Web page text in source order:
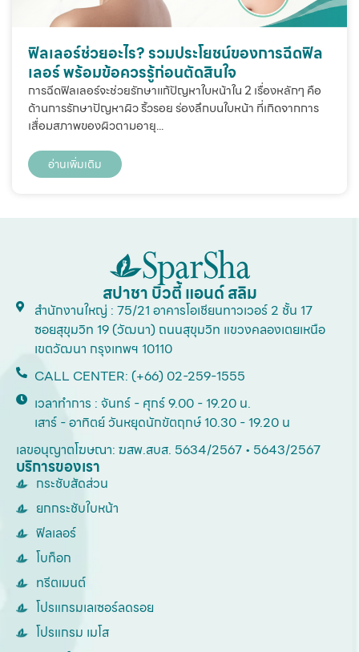
ฟิลเลอร์ช่วยอะไร? รวมประโยชน์ของการฉีดฟิล
เลอร์ พร้อมข้อควรรู้ก่อนตัดสินใจ
การฉีดฟิลเลอร์จะช่วยรักษาแก้ปัญหาใบหน้าใน 2 เรื่องหลักๆ คือ
ด้านการรักษาปัญหาผิว ริ้วรอย ร่องลึกบนใบหน้า ที่เกิดจากการ
เสื่อมสภาพของผิวตามอายุ...
อ่านเพิ่มเติม
สปาชา บิวตี้ แอนด์ สลิม
สำนักงานใหญ่ : 75/21 อาคารโอเชียนทาวเวอร์ 2 ชั้น 17
ซอยสุขุมวิท 19 (วัฒนา) ถนนสุขุมวิท แขวงคลองเตยเหนือ
เขตวัฒนา กรุงเทพฯ 10110
CALL CENTER: (+66) 02-259-1555
เวลาทำการ : จันทร์ - ศุกร์ 9.00 - 19.20 น.
เสาร์ - อาทิตย์ วันหยุดนักขัตฤกษ์ 10.30 - 19.20 น
เลขอนุญาตโฆษณา: ฆสพ.สบส. 5634/2567 • 5643/2567
บริการของเรา
กระชับสัดส่วน
ยกกระชับใบหน้า
ฟิลเลอร์
โบท็อก
ทรีตเมนต์
โปรแกรมเลเซอร์ลดรอย
โปรแกรม เมโส